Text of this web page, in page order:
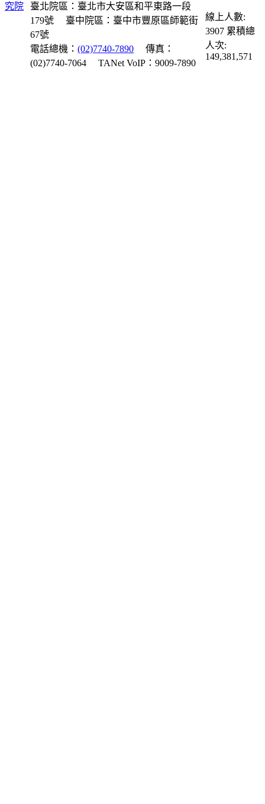
臺北院區：臺北市大安區和平東路一段
179號
臺中院區：臺中市豐原區師範街
67號
電話總機：(02)7740-7890
傳真：
(02)7740-7064
TANet VoIP：9009-7890
線上人數:
3907 累積總
人次:
149,381,571